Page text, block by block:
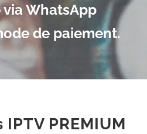
WhatsApp
de paiement.
PREMIUM